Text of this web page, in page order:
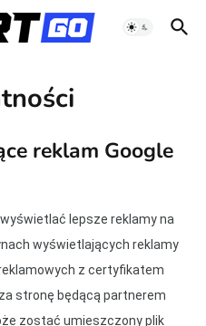
reklam Google
lepsze reklamy na
wyświetlających reklamy
z certyfikatem
stronę będącą partnerem
zostać umieszczony plik